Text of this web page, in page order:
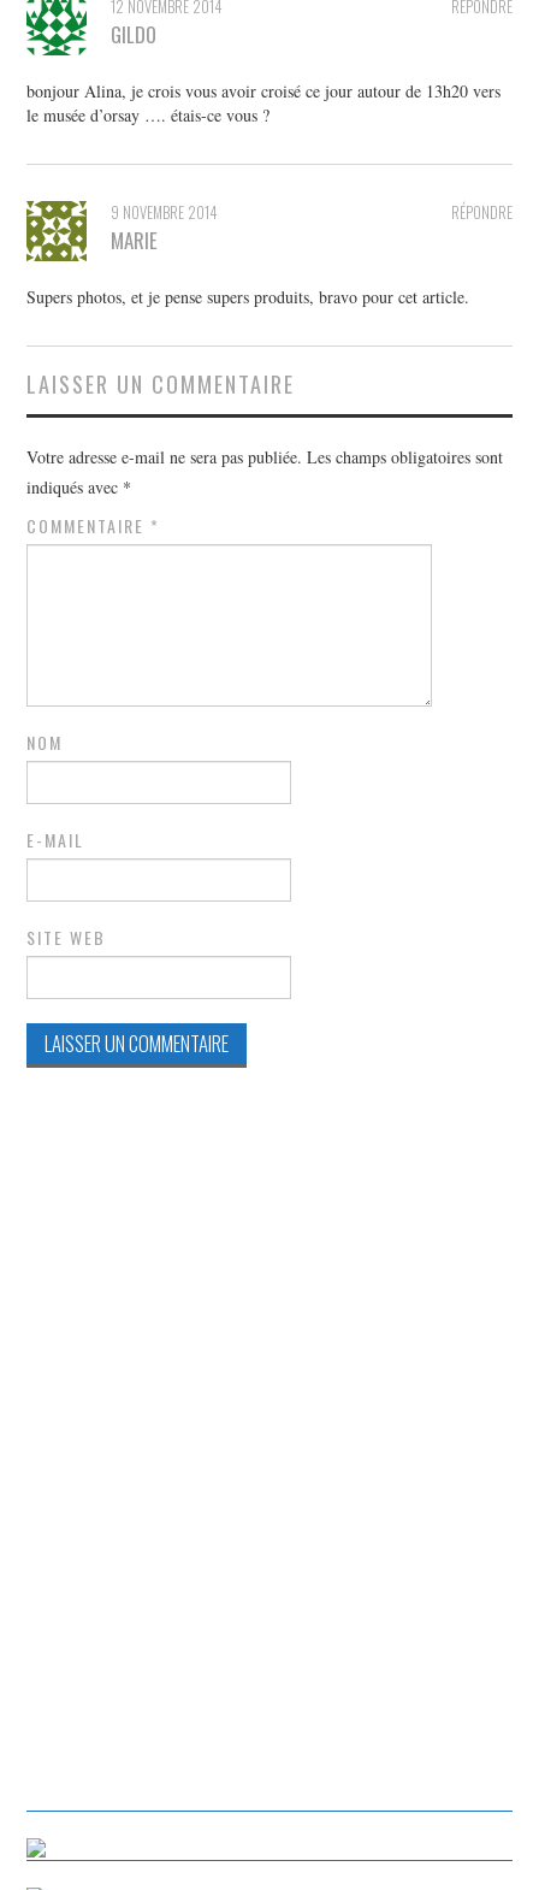
RÉPONDRE
12 NOVEMBRE 2014
GILDO
bonjour Alina, je crois vous avoir croisé ce jour autour de 13h20 vers
le musée d’orsay …. étais-ce vous ?
RÉPONDRE
9 NOVEMBRE 2014
MARIE
Supers photos, et je pense supers produits, bravo pour cet article.
LAISSER UN COMMENTAIRE
Votre adresse e-mail ne sera pas publiée. Les champs obligatoires sont
indiqués avec *
COMMENTAIRE *
NOM
E-MAIL
SITE WEB